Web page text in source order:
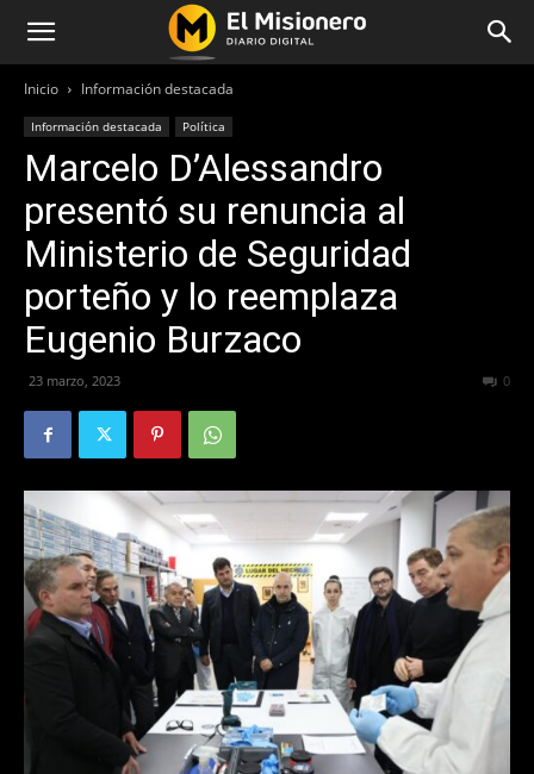
Inicio Información destacada
Información destacada Política
Marcelo D’Alessandro
presentó su renuncia al
Ministerio de Seguridad
porteño y lo reemplaza
Eugenio Burzaco
23 marzo, 2023 0